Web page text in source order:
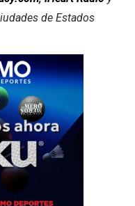
de Estados